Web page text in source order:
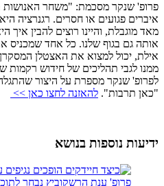
פרופ' שנקר מסכמת: "משחר האנושות
איברים פגועים או חסרים. רגנרציה
מאד מוגבלת, והיינו רוצים להבין איך
אותה גם בגוף שלנו. כל אחד
אילת, יכול למצוא את האצטלן
ממנו לגבי תהליכים של חידוש רקמות
לפרופ' שנקר מספרת על היצור
"כאן תרבות". להאזנה לחצו כאן >>
ידיעות נוספות בנושא